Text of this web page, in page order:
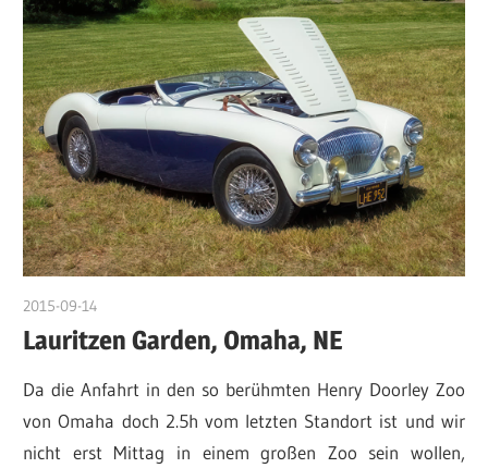
2015-09-14
Lauritzen Garden, Omaha, NE
Da die Anfahrt in den so berühmten Henry Doorley Zoo
von Omaha doch 2.5h vom letzten Standort ist und wir
nicht erst Mittag in einem großen Zoo sein wollen,